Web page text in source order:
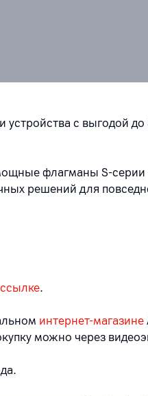
устройства с выгодой
флагманы S-серии
решений для
ссылке.
интернет-магазине
можно через